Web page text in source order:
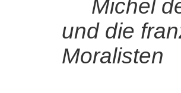
Michel
und die
Moralisten